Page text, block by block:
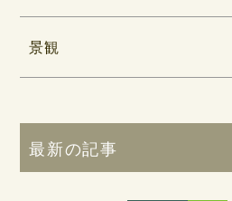
景観
最新の記事